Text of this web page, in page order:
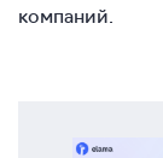
компаний.